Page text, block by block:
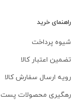
راهنمای خرید
شیوه پرداخت
تضمین اعتبار کالا
رویه ارسال سفارش کالا
رهگیری محصولات پست